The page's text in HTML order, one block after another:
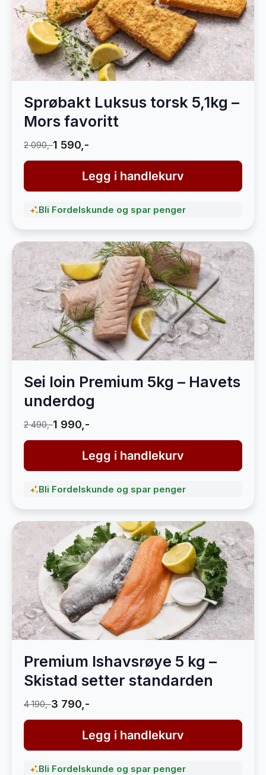
Sprøbakt Luksus torsk 5,1kg –
Mors favoritt
2 090,-1 590,-
Legg i handlekurv
Bli Fordelskunde og spar penger
Sei loin Premium 5kg – Havets
underdog
2 490,-1 990,-
Legg i handlekurv
Bli Fordelskunde og spar penger
Premium Ishavsrøye 5 kg –
Skistad setter standarden
4 190,-3 790,-
Legg i handlekurv
Bli Fordelskunde og spar penger